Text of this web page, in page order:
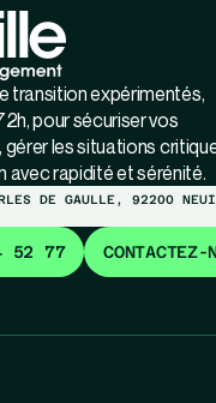
transition expérimentés,
pour sécuriser vos
les situations
avec rapidité et sérénité.
DE GAULLE, 92200
52 77 CONTACTEZ-